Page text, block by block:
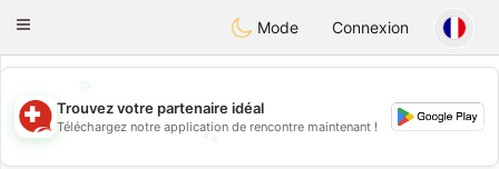
Suissi
Toggle
Mode Connexion
💕
💕
Trouvez votre partenaire idéal
Téléchargez notre application de rencontre maintenant !